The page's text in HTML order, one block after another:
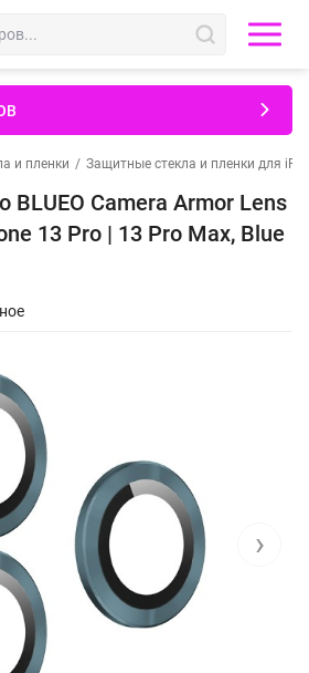
и пленки / Защитные стекла и пленки для
BLUEO Camera Armor Lens
13 Pro | 13 Pro Max, Blue
›